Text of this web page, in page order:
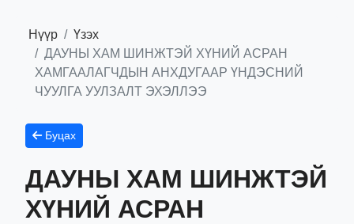
Нүүр
Үзэх
ДАУНЫ ХАМ ШИНЖТЭЙ ХҮНИЙ АСРАН
ХАМГААЛАГЧДЫН АНХДУГААР ҮНДЭСНИЙ
ЧУУЛГА УУЛЗАЛТ ЭХЭЛЛЭЭ
Буцах
ДАУНЫ ХАМ ШИНЖТЭЙ
ХҮНИЙ АСРАН